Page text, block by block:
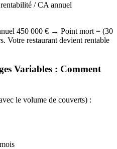
/ CA annuel
450 000 € → Point mort = (30
Votre restaurant devient rentable
Variables : Comment
le volume de couverts) :